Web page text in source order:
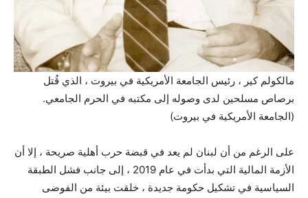
مالكولم كير ، رئيس الجامعة الأمريكية في بيروت ، الذي قُتل
برصاص مسلحين لدى وصوله إلى مكتبه في الحرم الجامعي.
(الجامعة الأمريكية في بيروت)
على الرغم من أن لبنان لم يعد في قبضة حرب أهلية صريحة ، إلا أن
الأزمة المالية التي بدأت في عام 2019 ، إلى جانب فشل الطبقة
السياسية في تشكيل حكومة جديدة ، خلقت بيئة من الفوضى